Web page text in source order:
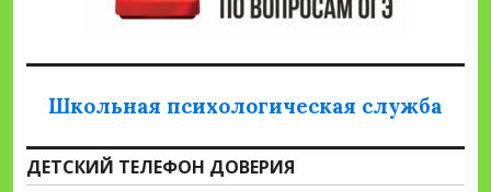
Школьная психологическая служба
ДЕТСКИЙ ТЕЛЕФОН ДОВЕРИЯ